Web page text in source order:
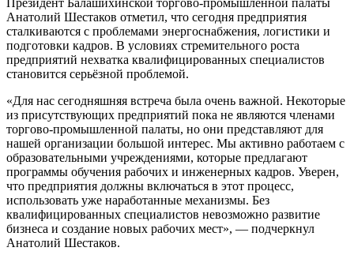
Анатолий Шестаков отметил, что сегодня предприятия
сталкиваются с проблемами энергоснабжения, логистики и
подготовки кадров. В условиях стремительного роста
предприятий нехватка квалифицированных специалистов
становится серьёзной проблемой.
«Для нас сегодняшняя встреча была очень важной. Некоторые
из присутствующих предприятий пока не являются членами
торгово-промышленной палаты, но они представляют для
нашей организации большой интерес. Мы активно работаем с
образовательными учреждениями, которые предлагают
программы обучения рабочих и инженерных кадров. Уверен,
что предприятия должны включаться в этот процесс,
использовать уже наработанные механизмы. Без
квалифицированных специалистов невозможно развитие
бизнеса и создание новых рабочих мест», — подчеркнул
Анатолий Шестаков.